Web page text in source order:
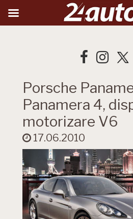
Porsche
Panamera 4,
motorizare V6
17.06.2010